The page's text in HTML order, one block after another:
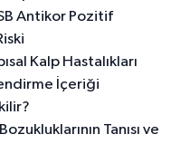
Antikor Pozitif
Kalp Hastalıkları
İçeriği
Tanısı ve